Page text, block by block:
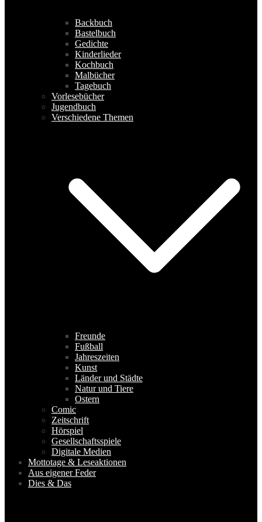
Backbuch
Bastelbuch
Gedichte
Kinderlieder
Kochbuch
Malbücher
Tagebuch
Vorlesebücher
Jugendbuch
Verschiedene Themen
Freunde
Fußball
Jahreszeiten
Kunst
Länder und Städte
Natur und Tiere
Ostern
Comic
Zeitschrift
Hörspiel
Gesellschaftsspiele
Digitale Medien
Mottotage & Leseaktionen
Aus eigener Feder
Dies & Das